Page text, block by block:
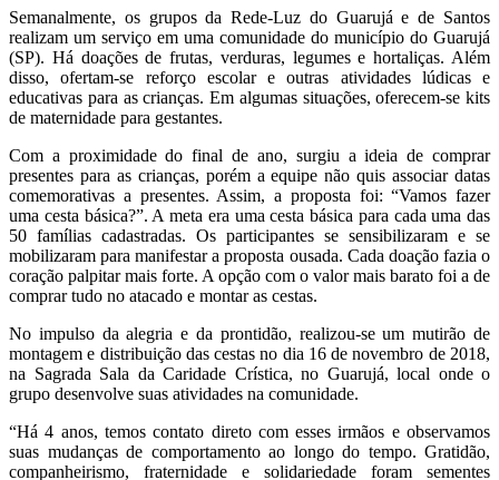
Semanalmente, os grupos da Rede-Luz do Guarujá e de Santos
realizam um serviço em uma comunidade do município do Guarujá
(SP). Há doações de frutas, verduras, legumes e hortaliças. Além
disso, ofertam-se reforço escolar e outras atividades lúdicas e
educativas para as crianças. Em algumas situações, oferecem-se kits
de maternidade para gestantes.
Com a proximidade do final de ano, surgiu a ideia de comprar
presentes para as crianças, porém a equipe não quis associar datas
comemorativas a presentes. Assim, a proposta foi: “Vamos fazer
uma cesta básica?”. A meta era uma cesta básica para cada uma das
50 famílias cadastradas. Os participantes se sensibilizaram e se
mobilizaram para manifestar a proposta ousada. Cada doação fazia o
coração palpitar mais forte. A opção com o valor mais barato foi a de
comprar tudo no atacado e montar as cestas.
No impulso da alegria e da prontidão, realizou-se um mutirão de
montagem e distribuição das cestas no dia 16 de novembro de 2018,
na Sagrada Sala da Caridade Crística, no Guarujá, local onde o
grupo desenvolve suas atividades na comunidade.
“Há 4 anos, temos contato direto com esses irmãos e observamos
suas mudanças de comportamento ao longo do tempo. Gratidão,
companheirismo, fraternidade e solidariedade foram sementes